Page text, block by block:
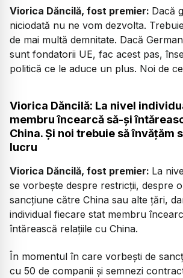
Viorica Dăncilă, fost premier: Dacă
niciodată nu ne vom dezvolta.
de mai multă demnitate. Dacă
sunt fondatorii UE, fac acest pas,
politică ce le aduce un plus. Noi de
Viorica Dăncilă: La nivel
membru încearcă să-și
China. Și noi trebuie să învățăm
lucru
Viorica Dăncilă, fost premier: La
se vorbește despre restricții, despre
sancțiune către China sau alte țări,
individual fiecare stat membru
întărească relațiile cu China.
În momentul în care vorbești de
cu 50 de companii și semnezi